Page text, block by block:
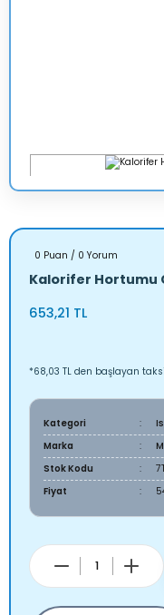
0 Puan / 0 Yorum
Kalorifer Hortumu
653,21 TL
*68,03 TL den başlayan
Kategori
Marka
Stok Kodu
Fiyat